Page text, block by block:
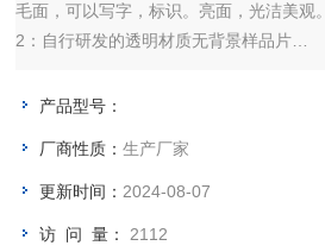
毛面，可以写字，标识。亮面，光洁美观。
2：自行研发的透明材质无背景样品片
特殊基体透明无背景样品片。
产品型号：
厂商性质：生产厂家
更新时间： 2024-08-07
访 问 量： 2112